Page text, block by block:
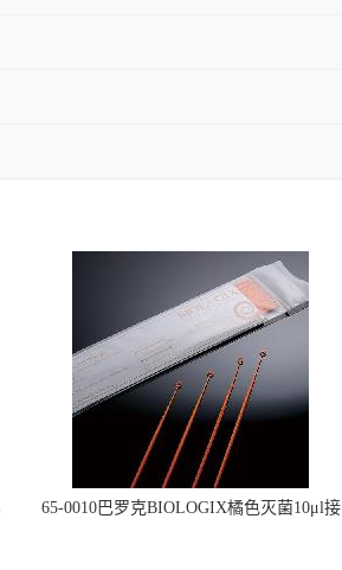
65-0010巴罗克BIOLOGIX橘色灭菌10μl接